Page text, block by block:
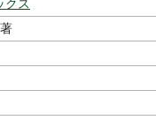
クス